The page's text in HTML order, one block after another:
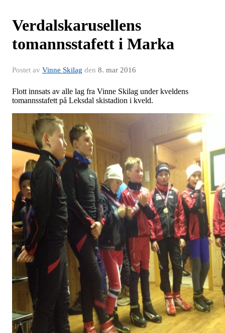
Verdalskarusellens
tomannsstafett i Marka
Postet av Vinne Skilag den 8. mar 2016
Flott innsats av alle lag fra Vinne Skilag under kveldens
tomannsstafett på Leksdal skistadion i kveld.